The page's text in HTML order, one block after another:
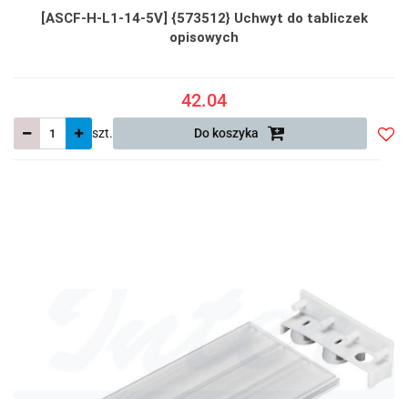
[ASCF-H-L1-14-5V] {573512} Uchwyt do tabliczek
opisowych
42.04
szt. Do koszyka